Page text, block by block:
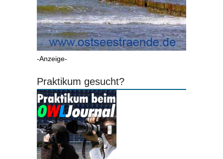
-Anzeige-
Praktikum gesucht?